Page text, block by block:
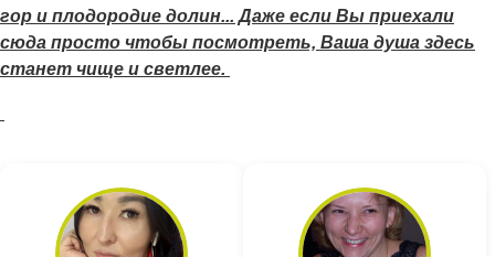
гор и плодородие долин... Даже если Вы приехали
сюда просто чтобы посмотреть, Ваша душа здесь
станет чище и светлее.